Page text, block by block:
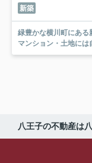
新築
緑豊かな横川町にある新築戸建てです
八王子の不動産は